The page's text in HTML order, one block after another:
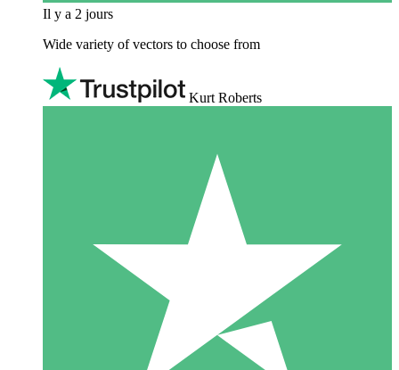
Il y a 2 jours
Wide variety of vectors to choose from
Kurt Roberts